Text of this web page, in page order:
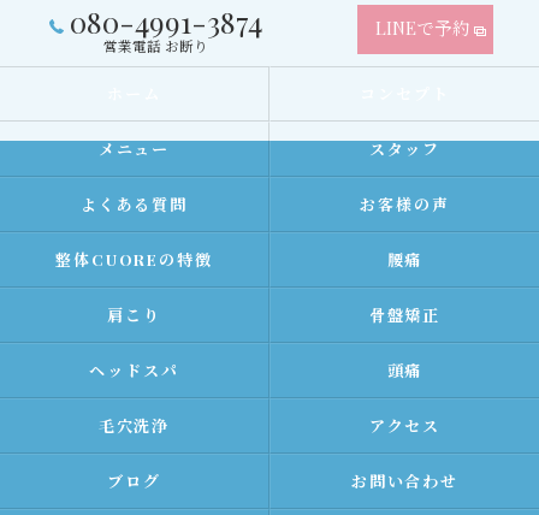
080-4991-3874
営業電話 お断り
LINEで予約
メニュー スタッフ
よくある質問 お客様の声
整体CUOREの特徴 腰痛
肩こり 骨盤矯正
ヘッドスパ 頭痛
毛穴洗浄 アクセス
ブログ お問い合わせ